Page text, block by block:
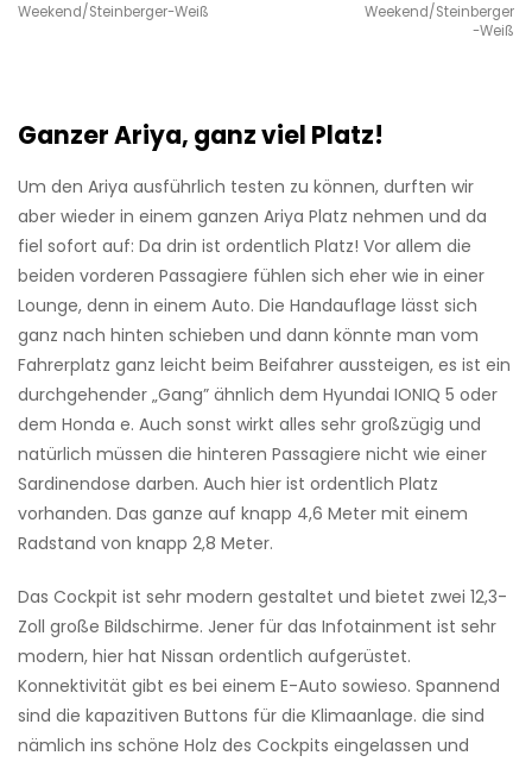
Weekend/Steinberger-Weiß
Weekend/Steinberger
-Weiß
Ganzer Ariya, ganz viel Platz!
Um den Ariya ausführlich testen zu können, durften wir
aber wieder in einem ganzen Ariya Platz nehmen und da
fiel sofort auf: Da drin ist ordentlich Platz! Vor allem die
beiden vorderen Passagiere fühlen sich eher wie in einer
Lounge, denn in einem Auto. Die Handauflage lässt sich
ganz nach hinten schieben und dann könnte man vom
Fahrerplatz ganz leicht beim Beifahrer aussteigen, es ist ein
durchgehender „Gang” ähnlich dem Hyundai IONIQ 5 oder
dem Honda e. Auch sonst wirkt alles sehr großzügig und
natürlich müssen die hinteren Passagiere nicht wie einer
Sardinendose darben. Auch hier ist ordentlich Platz
vorhanden. Das ganze auf knapp 4,6 Meter mit einem
Radstand von knapp 2,8 Meter.
Das Cockpit ist sehr modern gestaltet und bietet zwei 12,3-
Zoll große Bildschirme. Jener für das Infotainment ist sehr
modern, hier hat Nissan ordentlich aufgerüstet.
Konnektivität gibt es bei einem E-Auto sowieso. Spannend
sind die kapazitiven Buttons für die Klimaanlage. die sind
nämlich ins schöne Holz des Cockpits eingelassen und